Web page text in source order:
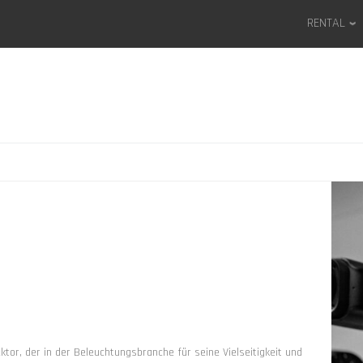
RENTAL
der in der Beleuchtungsbranche für seine Vielseitigkeit und